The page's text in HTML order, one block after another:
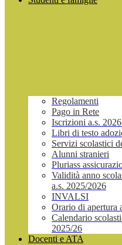
Regolamenti
Pago in Rete
Iscrizioni a.s.
Libri di testo
Servizi scolastici
Alunni stranieri
Pluriass
Validità anno
a.s. 2025/2026
INVALSI
Orario di apertura
Calendario
2025/26
Docenti e ATA